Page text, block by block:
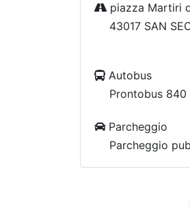
piazza Martiri
43017 SAN
Autobus
Prontobus
Parcheggio
Parcheggio